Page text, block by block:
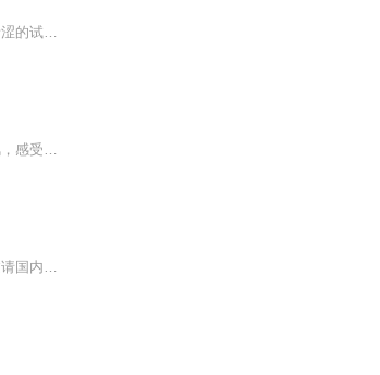
《声音成长记》，一场用声波镌刻成长印记的温柔之旅。在这里收录的全部是踏浪逐声的声音训练记录，是青涩的试探，是哽咽的真实，是灵魂的共鸣；它藏着与世界对话的轨迹，从笨拙的口型矫正到自如的情感流淌，从模仿到独创，每一步都是生命的低语与呐喊。专...
我是渔儿奶奶，在这里陪着一岁的小雅雅，一点点认识世间万物。看春风发芽，听鸟儿歌唱，触摸阳光与晚风，感受人间温柔。没有复杂的说教，只有慢慢的陪伴，适合宝宝静心聆听、睡前哄睡，陪着小雅雅一天天长大，也陪着每一个小宝贝甜甜入梦。
孩子在成长的过程中，需要不断学习各方面的知识，以使得自己得到进步。为了满足孩子成长的需要，我们邀请国内请多儿童教育专家和文学工作者一同编写了这套《学霸成长记》本套书是开启孩子心灵成长的故事集合，全套共十个章节，分别从儿童成长的不同方面，...